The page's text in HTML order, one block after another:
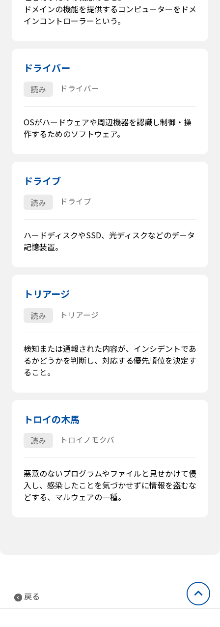
ドメインの機能を提供するコンピューターをドメ
インコントローラーという。
ドライバー
読み ドライバー
OSがハードウェアや周辺機器を認識し制御・操
作するためのソフトウェア。
ドライブ
読み ドライブ
ハードディスクやSSD、光ディスクなどのデータ
記憶装置。
トリアージ
読み トリアージ
検知または通報された内容が、インシデントであ
るかどうかを判断し、対応する優先順位を決定す
ること。
トロイの木馬
読み トロイノモクバ
悪意のないプログラムやファイルと見せかけて侵
入し、感染したことを気づかせずに情報を盗むな
どする、マルウェアの一種。
戻る
戻る